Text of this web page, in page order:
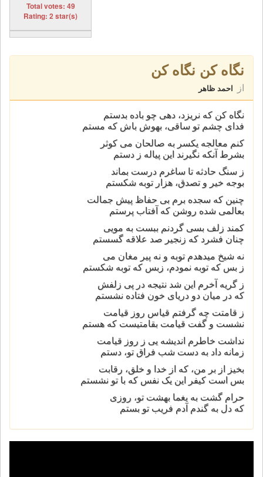
Total votes: 49
Rating: 2 star(s)
نگاه کن نگاه کن
از احمد ظاهر
نگاه کن که نريزد، دهی چو باده بدستم
فدای چشم تو ساقی، بهوش باش که مستم
کنم معالجه يکسر به صالحان می کوثر
بشرط آنکه نگيرند اين پياله ز دستم
ز سنگ حادثه تا ساغرم درست بماند
بوجه خير و تصدق، هزار توبه شکستم
چنين که سجده برم بی حفاظ پيش جمالت
بعالمی شده روشن که آفتاب پرستم
کمند زلف بسی گردنم ببست به مويی
چنان فشرد که زنجير صد علاقه گسستم
نه شيخ ميدهدم توبه و نه پير مغان می
ز بس که توبه نمودم، زبس که توبه شکستم
ز گريه آخرم اين شد نتيجه در پی زلفش
که در ميان دو دريای خون فتاده نشستم
ز قامتت چه گرفتم قياس روز قيامت
نشست و گفت قيامت بقامتيست که هستم
نداشت خاطرم انديشه يی ز روز قيامت
زمانه داد به دست شب فراق تو، دستم
بخيز از بر من، که از خدا و خلق، رقابت
بس است کيفر اين يک نفس که با تو نشستم
حرام گشت به يغما بهشت تو، روزی
که دل به گندم آدم فريب تو بستم